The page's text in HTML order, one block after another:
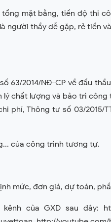
mặt bằng, tiến độ thi
người thầy dễ gặp, rẻ tiền
63/2014/NĐ-CP về đấu
lý chất lượng và bảo trì công
phí, Thông tư số 03/2015/
của công trình tương tự.
mức, đơn giá, dự toán,
của GXD sau đây: